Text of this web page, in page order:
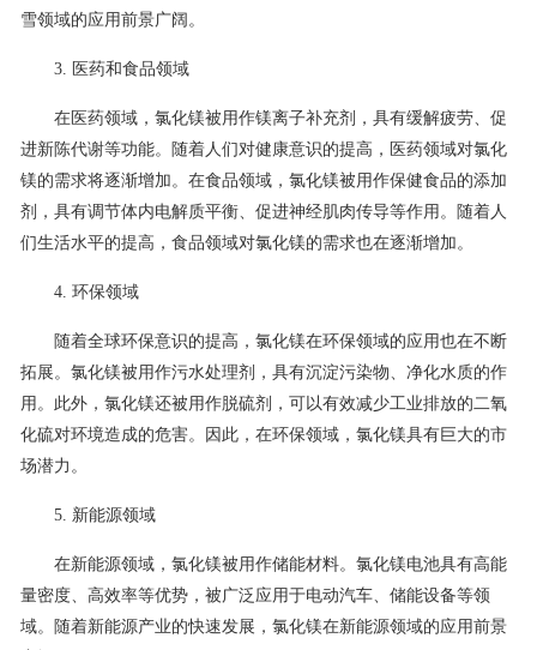
雪领域的应用前景广阔。
3. 医药和食品领域
在医药领域，氯化镁被用作镁离子补充剂，具有缓解疲劳、促
进新陈代谢等功能。随着人们对健康意识的提高，医药领域对氯化
镁的需求将逐渐增加。在食品领域，氯化镁被用作保健食品的添加
剂，具有调节体内电解质平衡、促进神经肌肉传导等作用。随着人
们生活水平的提高，食品领域对氯化镁的需求也在逐渐增加。
4. 环保领域
随着全球环保意识的提高，氯化镁在环保领域的应用也在不断
拓展。氯化镁被用作污水处理剂，具有沉淀污染物、净化水质的作
用。此外，氯化镁还被用作脱硫剂，可以有效减少工业排放的二氧
化硫对环境造成的危害。因此，在环保领域，氯化镁具有巨大的市
场潜力。
5. 新能源领域
在新能源领域，氯化镁被用作储能材料。氯化镁电池具有高能
量密度、高效率等优势，被广泛应用于电动汽车、储能设备等领
域。随着新能源产业的快速发展，氯化镁在新能源领域的应用前景